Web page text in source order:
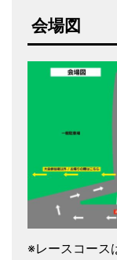
会場図
※レースコース